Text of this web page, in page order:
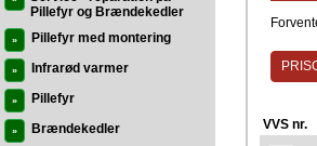
Pillefyr og Brændekedler
» Pillefyr med montering
» Infrarød varmer
» Pillefyr
» Brændekedler VVS nr.